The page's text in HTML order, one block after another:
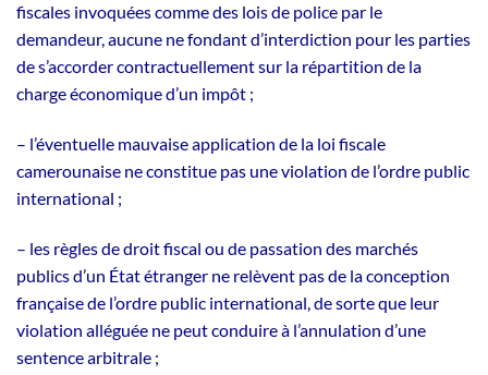
fiscales invoquées comme des lois de police par le
demandeur, aucune ne fondant d’interdiction pour les parties
de s’accorder contractuellement sur la répartition de la
charge économique d’un impôt ;
– l’éventuelle mauvaise application de la loi fiscale
camerounaise ne constitue pas une violation de l’ordre public
international ;
– les règles de droit fiscal ou de passation des marchés
publics d’un État étranger ne relèvent pas de la conception
française de l’ordre public international, de sorte que leur
violation alléguée ne peut conduire à l’annulation d’une
sentence arbitrale ;